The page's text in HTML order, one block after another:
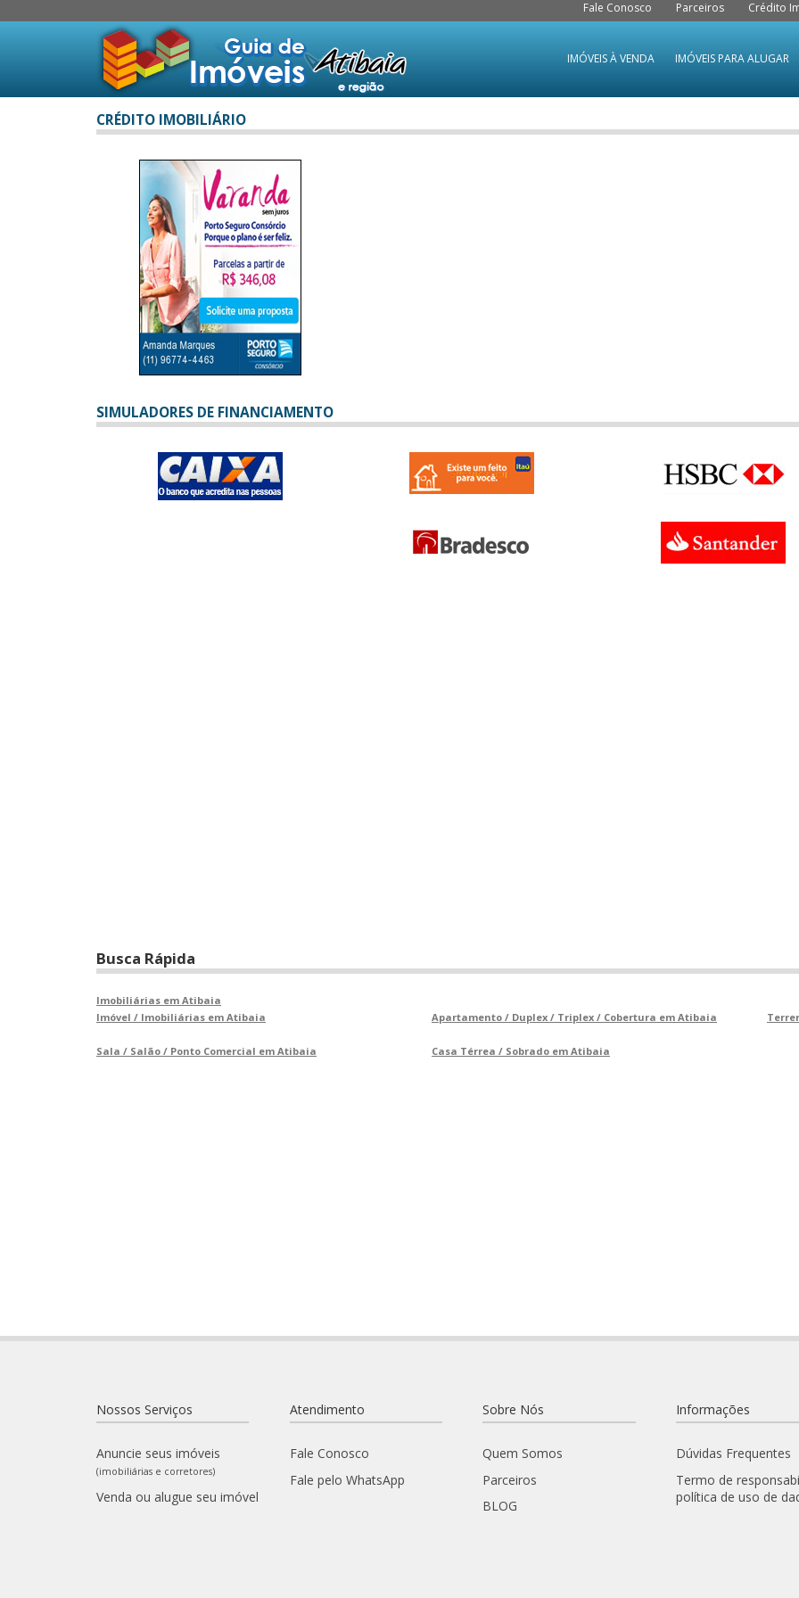
Fale Conosco Parceiros Crédito
IMÓVEIS PARA ALUGAR
IMÓVEIS À VENDA
CRÉDITO IMOBILIÁRIO
SIMULADORES DE FINANCIAMENTO
Busca Rápida
Imobiliárias em Atibaia
Imóvel / Imobiliárias em Atibaia
Sala / Salão / Ponto Comercial em Atibaia
Apartamento / Duplex / Triplex / Cobertura em Atibaia
Casa Térrea / Sobrado em Atibaia
Nossos Serviços
Anuncie seus imóveis
(imobiliárias e corretores)
Venda ou alugue seu imóvel
Atendimento
Fale Conosco
Fale pelo WhatsApp
Sobre Nós
Quem Somos
Parceiros
BLOG
Informações
Dúvidas Frequentes
Termo de
política de uso de